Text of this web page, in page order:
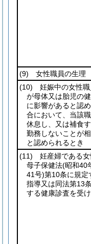
(9) 女性職員の生理
(10) 妊娠中の女性職
が母体又は胎児の
に影響があると認
合において、当該
休息し、又は補食
勤務しないことが
と認められるとき
(11) 妊産婦である女
母子保健法(昭和40
41号)第10条に規定
指導又は同法第13
する健康診査を受